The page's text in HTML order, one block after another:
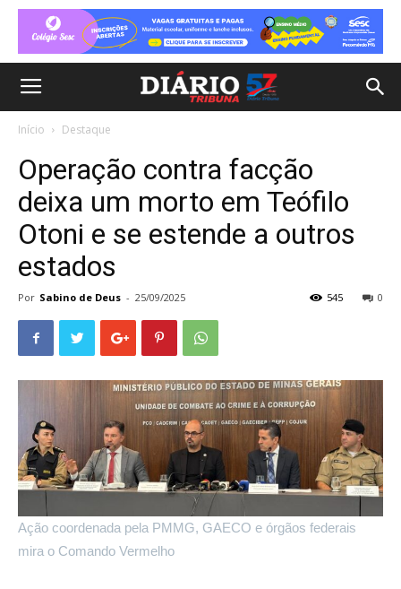
Início Destaque
Operação contra facção
deixa um morto em Teófilo
Otoni e se estende a outros
estados
Por Sabino de Deus - 25/09/2025 0
545
Ação coordenada pela PMMG, GAECO e órgãos federais
mira o Comando Vermelho